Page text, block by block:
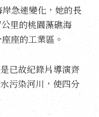
急速變化，她的長
里的桃園藻礁海
座的工業區。
已故紀錄片導演齊
污染河川，使四分